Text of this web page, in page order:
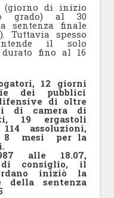
(giorno di inizio
grado) al 30
sentenza finale
Tuttavia spesso
il solo
fino al 16
12 giorni
dei pubblici
di oltre
di camera di
19 ergastoli
assoluzioni,
8 mesi per la
alle 18.07,
di consiglio, il
iniziò la
della sentenza